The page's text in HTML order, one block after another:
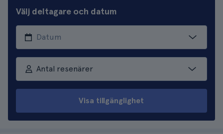
Välj deltagare och datum
Antal resenärer
Visa tillgänglighet